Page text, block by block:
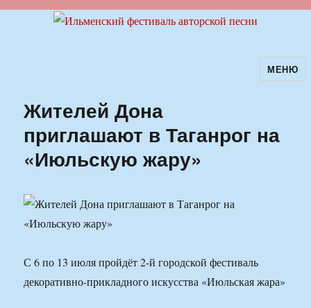
Ильменский фестиваль авторскойМЕНЮ
Жителей Дона
приглашают в Таганрог на
«Июльскую жару»
С 6 по 13 июля пройдёт 2-й городской фестиваль
декоративно-прикладного искусства «Июльская жара»